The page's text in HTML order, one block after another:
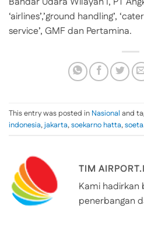
‘airlines’,’ground handling’,
service’, GMF dan Pertamina.
This entry was posted in Nasional and
indonesia,jakarta,soekarno hatta,soeta
TIM
Kami hadirkan
penerbangan